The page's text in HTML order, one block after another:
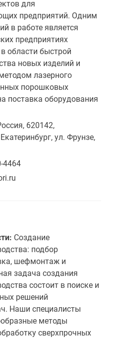
для
предприятий. Одним
в работе является
предприятиях
области быстрой
новых изделий и
лазерного
порошковых
поставка оборудования
620142,
ул. Фрунзе,
4464
Создание
подбор
шефмонтаж и
задача создания
состоит в поиске и
решений
Наши специалисты
методы
сверхпрочных